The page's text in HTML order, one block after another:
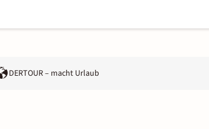
DERTOUR – macht Urlaub